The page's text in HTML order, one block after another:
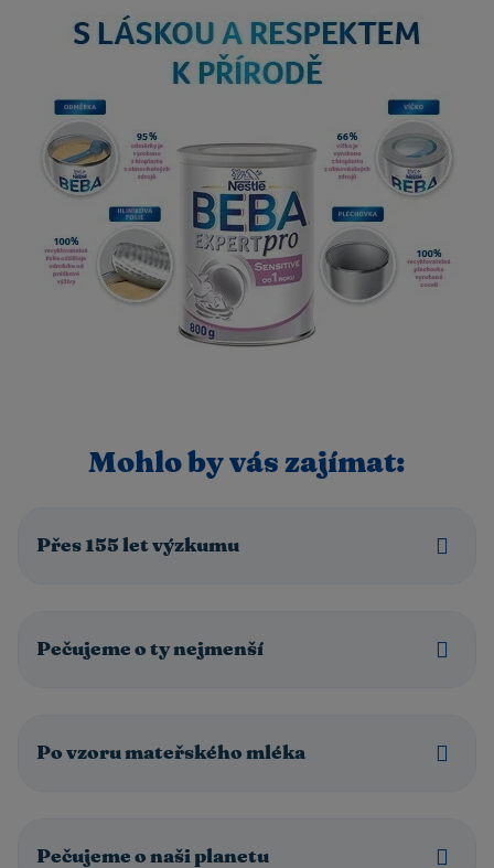
Mohlo by vás zajímat:
Přes 155 let výzkumu
Pečujeme o ty nejmenší
Po vzoru mateřského mléka
Pečujeme o naši planetu